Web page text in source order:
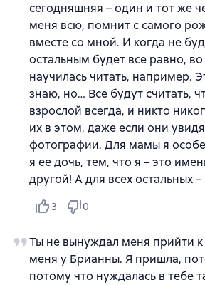
сегодняшняя – один и тот же
меня всю, помнит с самого
вместе со мной. И когда не
остальным будет все равно, во
научилась читать, например.
знаю, но… Все будут считать,
взрослой всегда, и никто
их в этом, даже если они
фотографии. Для мамы я
я ее дочь, тем, что я – это
другой! А для всех остальных –
3 0
Ты не вынуждал меня прийти
меня у Брианны. Я пришла,
потому что нуждалась в тебе